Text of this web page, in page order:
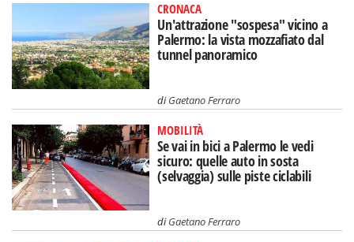
CRONACA
Un'attrazione "sospesa" vicino a
Palermo: la vista mozzafiato dal
tunnel panoramico
diGaetano Ferraro
MOBILITÀ
Se vai in bici a Palermo le vedi
sicuro: quelle auto in sosta
(selvaggia) sulle piste ciclabili
diGaetano Ferraro